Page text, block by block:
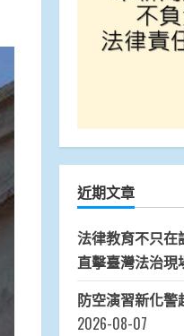
近期文章
法律教育不只
直擊臺灣法治現
防空演習新化警
2026-08-07